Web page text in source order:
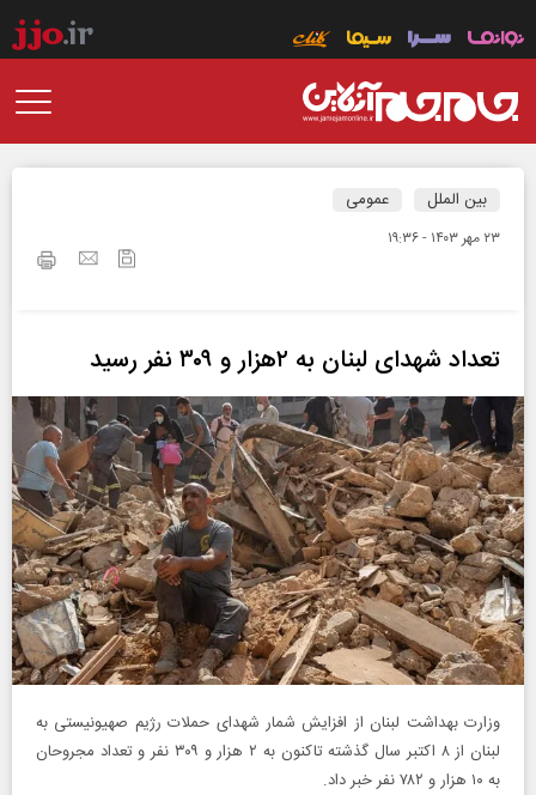
بین الملل عمومی
۲۳ مهر ۱۴۰۳ - ۱۹:۳۶
تعداد شهدای لبنان به ۲هزار و ۳۰۹ نفر رسید
وزارت بهداشت لبنان از افزایش شمار شهدای حملات رژیم صهیونیستی به
لبنان از ۸ اکتبر سال گذشته تاکنون به ۲ هزار و ۳۰۹ نفر و تعداد مجروحان
به ۱۰ هزار و ۷۸۲ نفر خبر داد.